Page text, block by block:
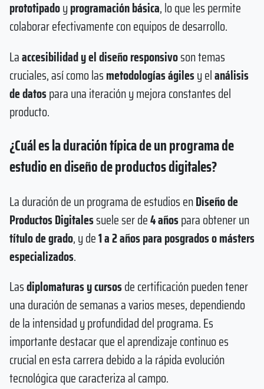
prototipadoyprogramación básica, lo que les permite
colaborar efectivamente con equipos de desarrollo.
Laaccesibilidad y el diseño responsivoson temas
cruciales, así como lasmetodologías ágilesy elanálisis
de datospara una iteración y mejora constantes del
producto.
¿Cuál es la duración típica de un programa de
estudio en diseño de productos digitales?
La duración de un programa de estudios enDiseño de
Productos Digitalessuele ser de4 añospara obtener un
título de grado, y de1 a 2 años para posgrados o másters
especializados.
Lasdiplomaturas y cursosde certificación pueden tener
una duración de semanas a varios meses, dependiendo
de la intensidad y profundidad del programa. Es
importante destacar que el aprendizaje continuo es
crucial en esta carrera debido a la rápida evolución
tecnológica que caracteriza al campo.